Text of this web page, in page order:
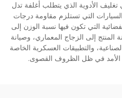
الأدوية الذي يتطلب أغلفة تدل
التي تستلزم مقاومة درجات
التي تكون فيها نسبة الوزن إلى
المنتج إلى الزجاج المعماري، وصيانة
والتطبيقات العسكرية الخاصة
الأمد في ظل الظروف القصوى.